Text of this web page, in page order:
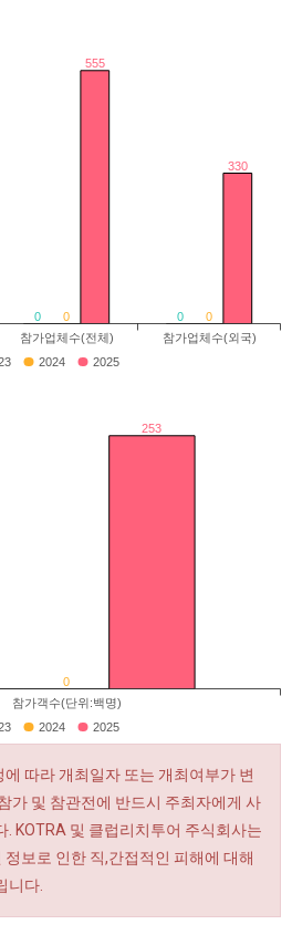
0 0
0 0
555
330
참가업체수(전체) 참가업체수(외국)
2024 2025
0
253
참가객수(단위:백명)
2024 2025
따라 개최일자 또는 개최여부가 변
가 및 참관전에 반드시 주최자에게 사
. KOTRA 및 클럽리치투어 주식회사는
보로 인한 직,간접적인 피해에 대해
니다.